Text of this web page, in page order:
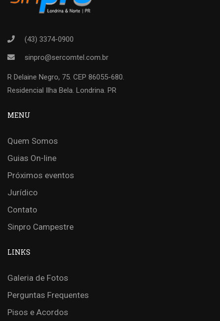
(43) 3374-0900
sinpro@sercomtel.com.br
R Delaine Negro, 75. CEP 86055-680.
Residencial Ilha Bela. Londrina. PR
MENU
Quem Somos
Guias On-line
Próximos eventos
Jurídico
Contato
Sinpro Campestre
LINKS
Galeria de Fotos
Perguntas Frequentes
Pisos e Acordos